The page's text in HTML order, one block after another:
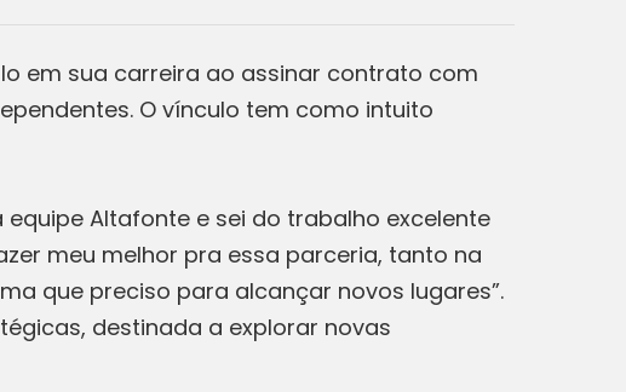
em sua carreira ao assinar contrato com
O vínculo tem como intuito
Altafonte e sei do trabalho excelente
meu melhor pra essa parceria, tanto na
que preciso para alcançar novos lugares”.
destinada a explorar novas